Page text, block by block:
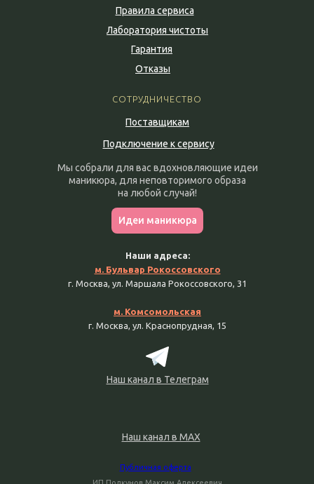
Поставщикам
СОТРУДНИЧЕСТВО
Мы собрали для вас вдохновляющие идеи
маникюра, для неповторимого образа
на любой случай!
Идеи маникюра
Публичная оферта
ИП Полкунов Максим Алексеевич
Наши адреса:
м. Бульвар Рокоссовского
г. Москва, ул. Маршала Рокоссовского, 31
м. Комсомольская
г. Москва, ул. Краснопрудная, 15
Подключение к сервису
Правила сервиса
Отказы
Лаборатория чистоты
Гарантия
Наш канал в Телеграм
Наш канал в MAX